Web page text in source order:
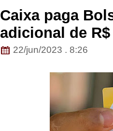
Caixa paga
adicional de
22/jun/2023 . 8:26